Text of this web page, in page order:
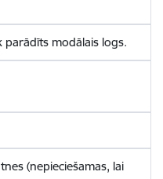
parādīts modālais logs.
(nepieciešamas, lai